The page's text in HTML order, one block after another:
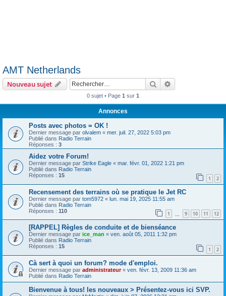
AMT Netherlands
Nouveau sujet Rechercher
0 sujet • Page 1 sur 1
Annonces
Posts avec photos = OK !
Dernier message par olvalem « mer. juil. 27, 2022 5:03 pm
Publié dans Radio Terrain
Réponses : 3
Aidez votre Forum!
Dernier message par Strike Eagle « mar. févr. 01, 2022 1:21 pm
Publié dans Radio Terrain
Réponses : 15 1 2
Recensement des terrains où se pratique le Jet RC
Dernier message par tom5972 « lun. mai 19, 2025 11:55 am
Publié dans Radio Terrain
Réponses : 110 1 9 10 11 12
[RAPPEL] Règles de conduite et de bienséance
Dernier message par ice_man « ven. août 05, 2011 1:32 pm
Publié dans Radio Terrain
Réponses : 15 1 2
Cà sert à quoi un forum? mode d'emploi.
Dernier message par administrateur« ven. févr. 13, 2009 11:36 am
Publié dans Radio Terrain
Bienvenue à tous! les nouveaux > Présentez-vous ici SVP.